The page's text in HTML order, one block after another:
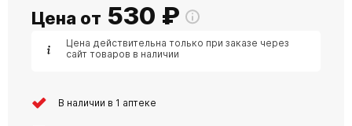
Цена от 530 ₽
Цена действительна только при заказе через
сайт товаров в наличии
В наличии в 1 аптеке